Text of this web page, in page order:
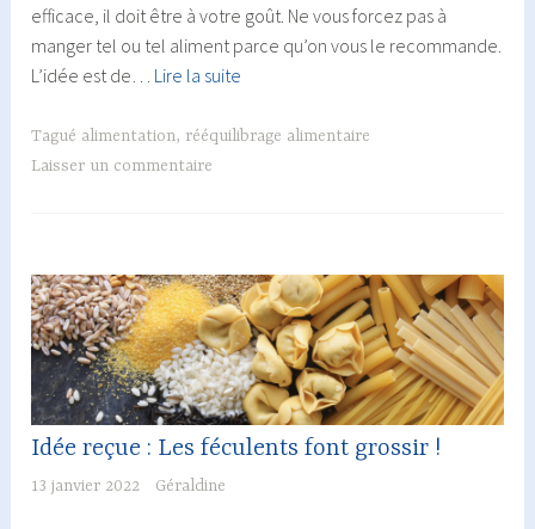
efficace, il doit être à votre goût. Ne vous forcez pas à
manger tel ou tel aliment parce qu’on vous le recommande.
L’idée est de… Lire la suite
déjeuner
Tagué alimentation, rééquilibrage alimentaire
Laisser un commentaire
Idée reçue : Les féculents font grossir !
13 janvier 2022 Géraldine